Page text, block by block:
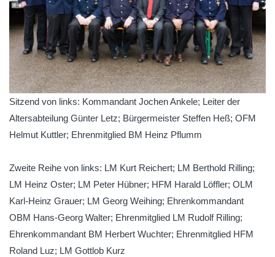
Sitzend von links: Kommandant Jochen Ankele; Leiter der
Altersabteilung Günter Letz; Bürgermeister Steffen Heß; OFM
Helmut Kuttler; Ehrenmitglied BM Heinz Pflumm
Zweite Reihe von links: LM Kurt Reichert; LM Berthold Rilling;
LM Heinz Oster; LM Peter Hübner; HFM Harald Löffler; OLM
Karl-Heinz Grauer; LM Georg Weihing; Ehrenkommandant
OBM Hans-Georg Walter; Ehrenmitglied LM Rudolf Rilling;
Ehrenkommandant BM Herbert Wuchter; Ehrenmitglied HFM
Roland Luz; LM Gottlob Kurz